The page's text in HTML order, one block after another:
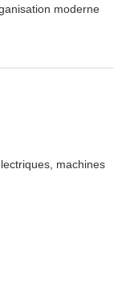
moderne
machines